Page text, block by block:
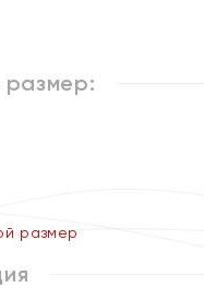
размер